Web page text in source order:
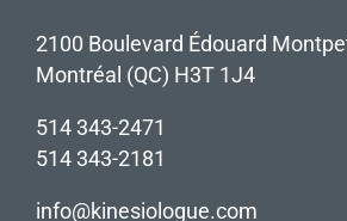
2100 Boulevard Édouard
Montréal (QC) H3T 1J4
514 343-2471
514 343-2181
info@kinesiologue.com